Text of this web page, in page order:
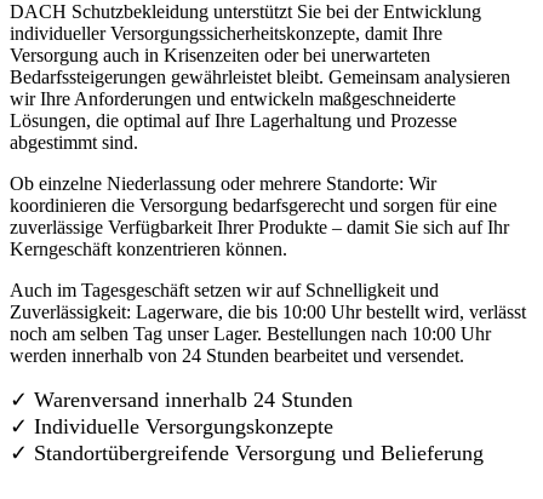
DACH Schutzbekleidung unterstützt Sie bei der Entwicklung
individueller Versorgungssicherheitskonzepte, damit Ihre
Versorgung auch in Krisenzeiten oder bei unerwarteten
Bedarfssteigerungen gewährleistet bleibt. Gemeinsam analysieren
wir Ihre Anforderungen und entwickeln maßgeschneiderte
Lösungen, die optimal auf Ihre Lagerhaltung und Prozesse
abgestimmt sind.
Ob einzelne Niederlassung oder mehrere Standorte: Wir
koordinieren die Versorgung bedarfsgerecht und sorgen für eine
zuverlässige Verfügbarkeit Ihrer Produkte – damit Sie sich auf Ihr
Kerngeschäft konzentrieren können.
Auch im Tagesgeschäft setzen wir auf Schnelligkeit und
Zuverlässigkeit: Lagerware, die bis 10:00 Uhr bestellt wird, verlässt
noch am selben Tag unser Lager. Bestellungen nach 10:00 Uhr
werden innerhalb von 24 Stunden bearbeitet und versendet.
✓ Warenversand innerhalb 24 Stunden
✓ Individuelle Versorgungskonzepte
✓ Standortübergreifende Versorgung und Belieferung